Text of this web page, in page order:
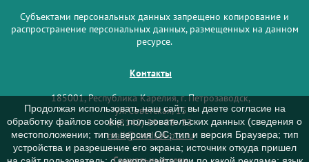
Субъектами персональных данных запрещено копирование и
распространение персональных данных, размещенных на данном
ресурсе.
Контакты
185001, Республика Карелия, г. Петрозаводск,
ул. Советская, 15
8 (8142) 59–93–33
mail@medcol-ptz.ru
Продолжая использовать наш сайт, вы даете согласие на
обработку файлов cookie, пользовательских данных (сведения о
местоположении; тип и версия ОС; тип и версия Браузера; тип
устройства и разрешение его экрана; источник откуда пришел